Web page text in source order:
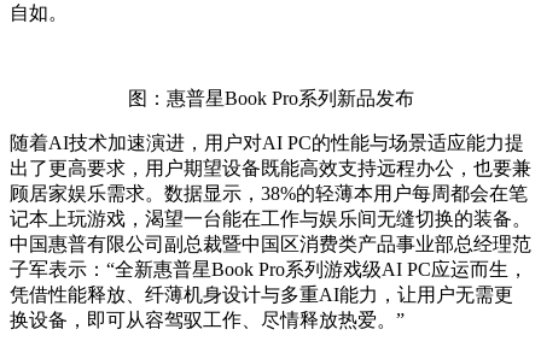
自如。
图：惠普星Book Pro系列新品发布
随着AI技术加速演进，用户对AI PC的性能与场景适应能力提
出了更高要求，用户期望设备既能高效支持远程办公，也要兼
顾居家娱乐需求。数据显示，38%的轻薄本用户每周都会在笔
记本上玩游戏，渴望一台能在工作与娱乐间无缝切换的装备。
中国惠普有限公司副总裁暨中国区消费类产品事业部总经理范
子军表示：“全新惠普星Book Pro系列游戏级AI PC应运而生，
凭借性能释放、纤薄机身设计与多重AI能力，让用户无需更
换设备，即可从容驾驭工作、尽情释放热爱。”